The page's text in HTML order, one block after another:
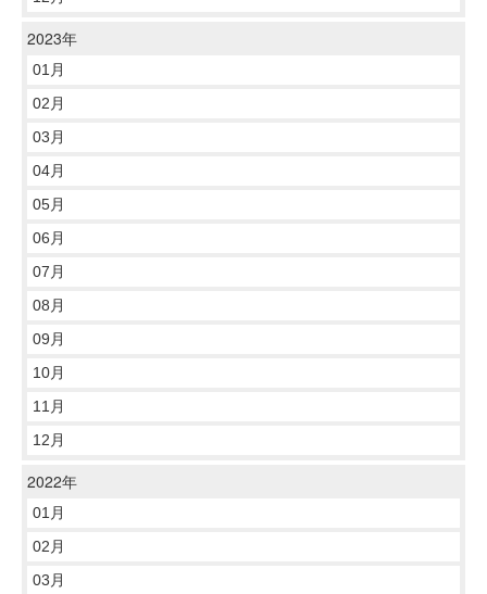
2023年
01月
02月
03月
04月
05月
06月
07月
08月
09月
10月
11月
12月
2022年
01月
02月
03月